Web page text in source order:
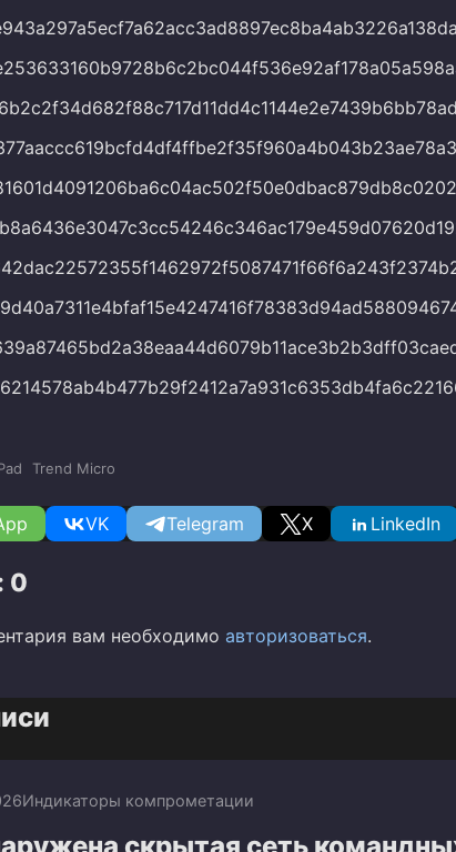
Trend Micro
VK Telegram X LinkedIn
0
вам необходимо авторизоваться.
Индикаторы компрометации